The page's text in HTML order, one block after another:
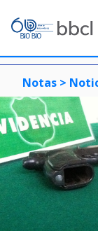
Notas >